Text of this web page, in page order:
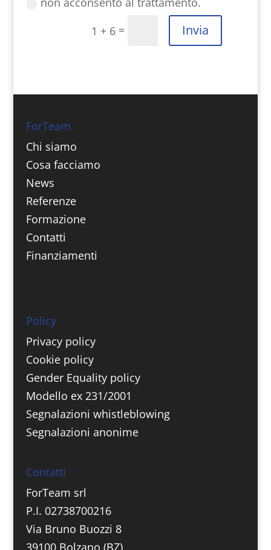
1 + 6 = Invia
ForTeam
Chi siamo
Cosa facciamo
News
Referenze
Formazione
Contatti
Finanziamenti
Policy
Privacy policy
Cookie policy
Gender Equality policy
Modello ex 231/2001
Segnalazioni whistleblowing
Segnalazioni anonime
Contatti
ForTeam srl
P.I. 02738700216
Via Bruno Buozzi 8
39100 Bolzano (BZ)